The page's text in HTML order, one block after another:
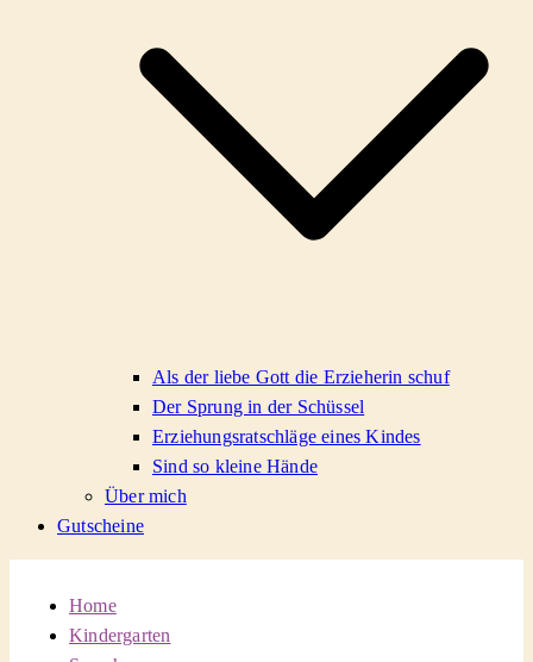
Als der liebe Gott die Erzieherin schuf
Der Sprung in der Schüssel
Erziehungsratschläge eines Kindes
Sind so kleine Hände
Über mich
Gutscheine
Home
Kindergarten